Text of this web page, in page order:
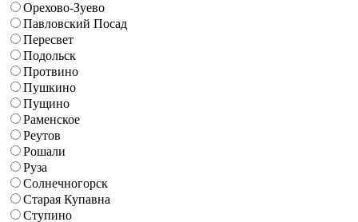
Орехово-Зуево
Павловский Посад
Пересвет
Подольск
Протвино
Пушкино
Пущино
Раменское
Реутов
Рошали
Руза
Солнечногорск
Старая Купавна
Ступино